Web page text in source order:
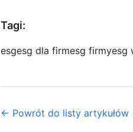
Tagi:
esgesg dla firmesg firmyesg
← Powrót do listy artykułów